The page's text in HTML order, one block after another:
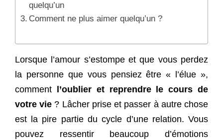
quelqu’un
Comment ne plus aimer quelqu’un ?
Lorsque l’amour s’estompe et que vous perdez
la personne que vous pensiez être « l’élue »,
comment
l’oublier et reprendre le cours de
votre vie? Lâcher prise et passer à autre chose
est la pire partie du cycle d’une relation. Vous
pouvez ressentir beaucoup d’émotions